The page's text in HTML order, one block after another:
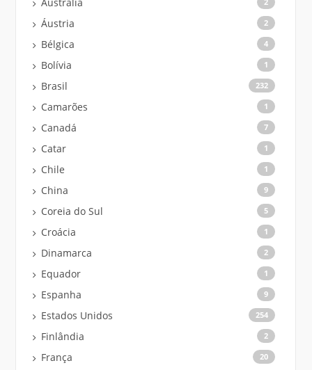
Áustria 2
Bélgica 4
Bolívia 1
Brasil 232
Camarões 1
Canadá 7
Catar 1
Chile 1
China 9
Coreia do Sul 5
Croácia 1
Dinamarca 2
Equador 1
Espanha 9
Estados Unidos 254
Finlândia 2
França 20